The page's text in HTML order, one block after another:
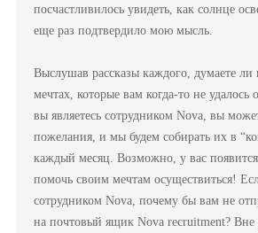
посчастливилось увидеть, как солнце
еще раз подтвердило мою мысль.
Выслушав рассказы каждого, думаете ли
мечтах, которые вам когда-то не удалось
вы являетесь сотрудником Nova, вы
пожелания, и мы будем собирать их в
каждый месяц. Возможно, у вас
помочь своим мечтам осуществиться!
сотрудником Nova, почему бы вам не
на почтовый ящик Nova recruitment? Вне